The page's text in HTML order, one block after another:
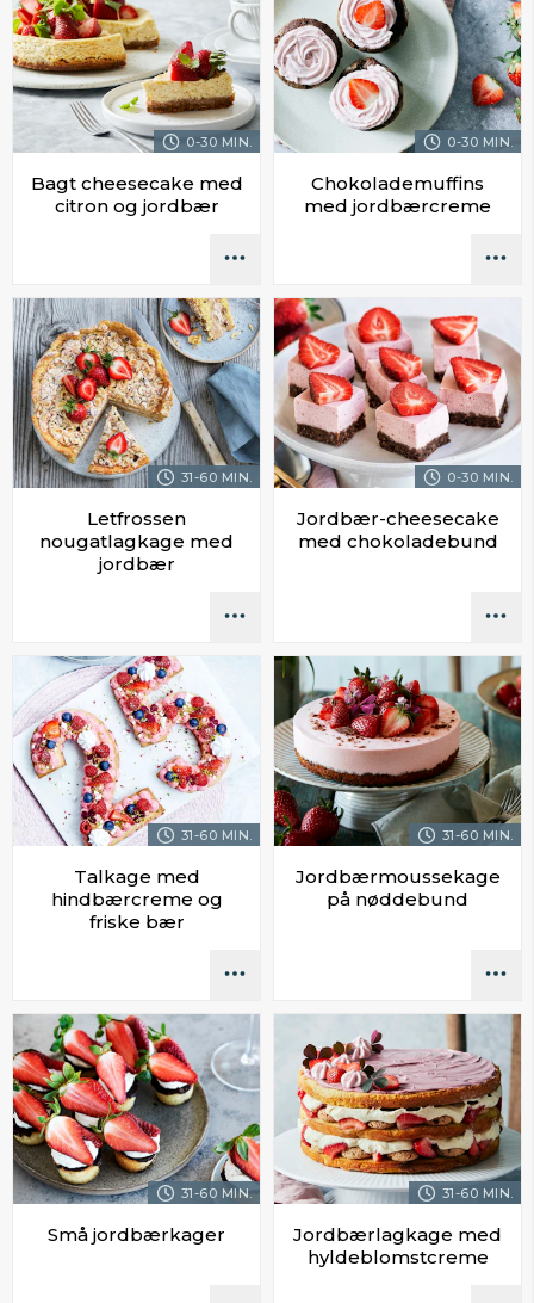
0-30 MIN.
Bagt cheesecake med
citron og jordbær
0-30 MIN.
Chokolademuffins
med jordbærcreme
31-60 MIN.
Letfrossen
nougatlagkage med
jordbær
0-30 MIN.
Jordbær-cheesecake
med chokoladebund
31-60 MIN.
Talkage med
hindbærcreme og
friske bær
31-60 MIN.
Jordbærmoussekage
på nøddebund
31-60 MIN.
Små jordbærkager
31-60 MIN.
Jordbærlagkage med
hyldeblomstcreme